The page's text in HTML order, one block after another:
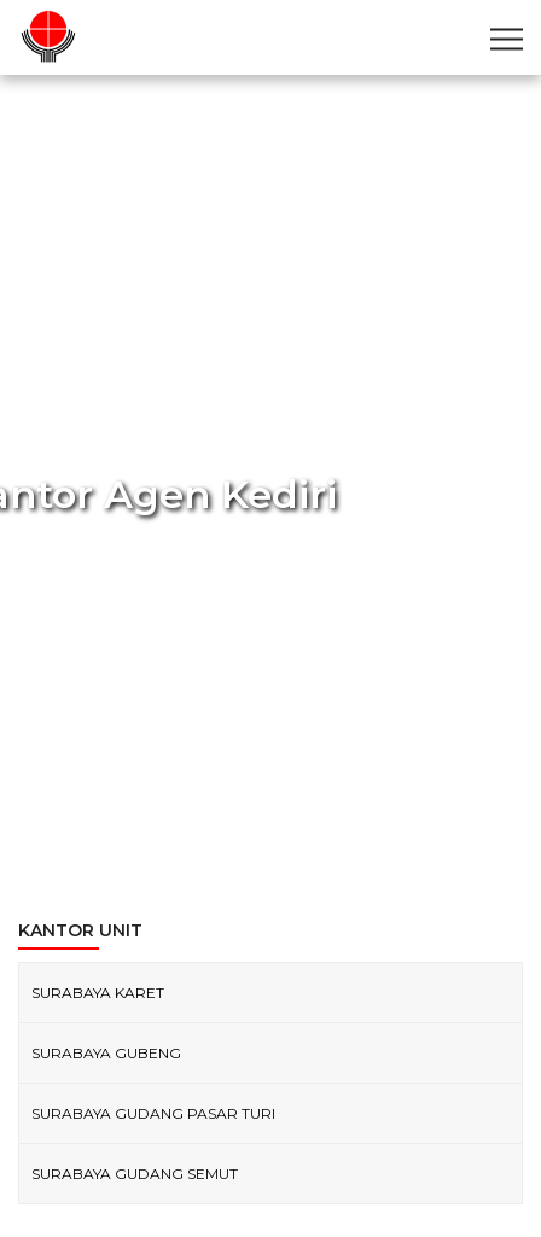
Agen Kediri
KANTOR UNIT
SURABAYA KARET
SURABAYA GUBENG
SURABAYA GUDANG PASAR TURI
SURABAYA GUDANG SEMUT